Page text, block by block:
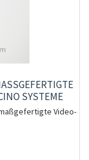
K
SYSTEME
Video-